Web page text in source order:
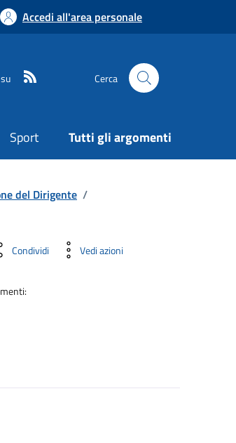
Accedi all'area personale
Cerca
Sport Tutti gli argomenti
del Dirigente /
Condividi Vedi azioni